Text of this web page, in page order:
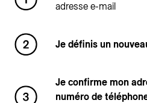
adresse e-mail
Je définis un
Je confirme mon
numéro de